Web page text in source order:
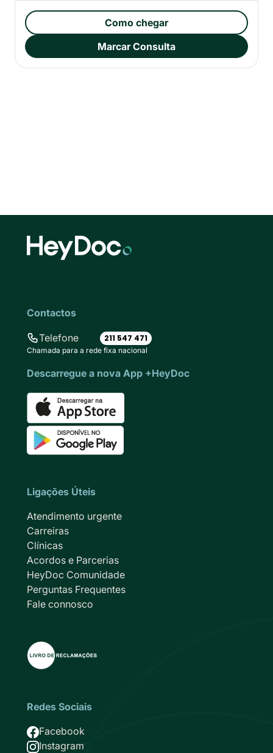
Como chegar
Marcar Consulta
Contactos
Telefone 211 547 471
Chamada para a rede fixa nacional
Descarregue a nova App +HeyDoc
Ligações Úteis
Atendimento urgente
Carreiras
Clínicas
Acordos e Parcerias
HeyDoc Comunidade
Perguntas Frequentes
Fale connosco
Redes Sociais
Facebook
Imagem
Instagram
Imagem